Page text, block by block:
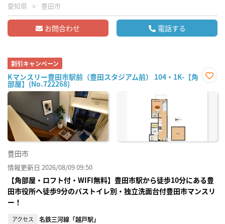
愛知県 豊田市
お問合わせ 電話する
割引キャンペーン
Kマンスリー豊田市駅前（豊田スタジアム前） 104・1K-【角
部屋】(No.722268)
に入
豊田市
情報更新日 2026/08/09 09:50
【角部屋・ロフト付・WIFI無料】豊田市駅から徒歩10分にある豊
田市役所へ徒歩9分のバストイレ別・独立洗面台付豊田市マンスリ
ー！
アクセス 名鉄三河線「越戸駅」